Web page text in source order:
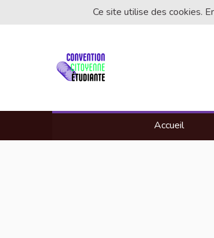
Ce site utilise des cookies.
Accueil